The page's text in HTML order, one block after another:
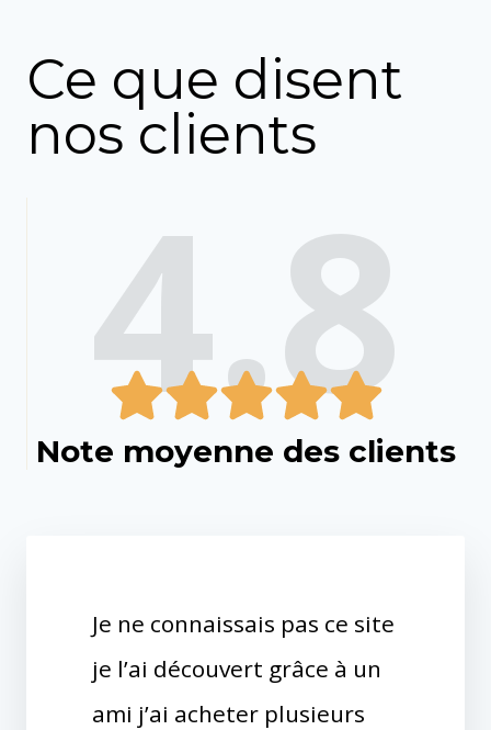
Ce que disent
nos clients
4.8
Note moyenne des clients
Je ne connaissais pas ce site
je l’ai découvert grâce à un
ami j’ai acheter plusieurs